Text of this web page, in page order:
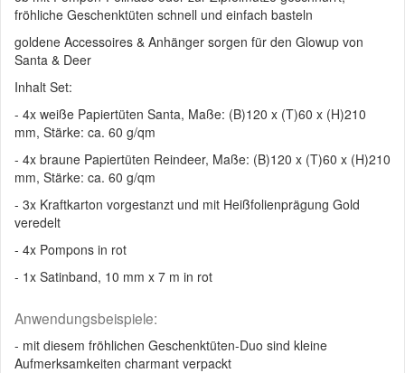
fröhliche Geschenktüten schnell und einfach basteln
goldene Accessoires & Anhänger sorgen für den Glowup von
Santa & Deer
Inhalt Set:
- 4x weiße Papiertüten Santa, Maße: (B)120 x (T)60 x (H)210
mm, Stärke: ca. 60 g/qm
- 4x braune Papiertüten Reindeer, Maße: (B)120 x (T)60 x (H)210
mm, Stärke: ca. 60 g/qm
- 3x Kraftkarton vorgestanzt und mit Heißfolienprägung Gold
veredelt
- 4x Pompons in rot
- 1x Satinband, 10 mm x 7 m in rot
Anwendungsbeispiele:
- mit diesem fröhlichen Geschenktüten-Duo sind kleine
Aufmerksamkeiten charmant verpackt